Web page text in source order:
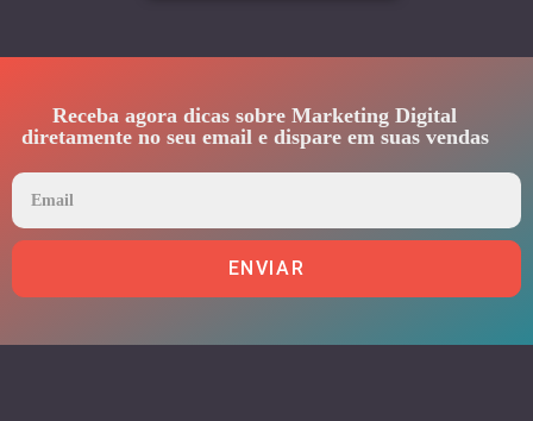
Receba agora dicas sobre Marketing Digital
diretamente no seu email e dispare em suas vendas
ENVIAR